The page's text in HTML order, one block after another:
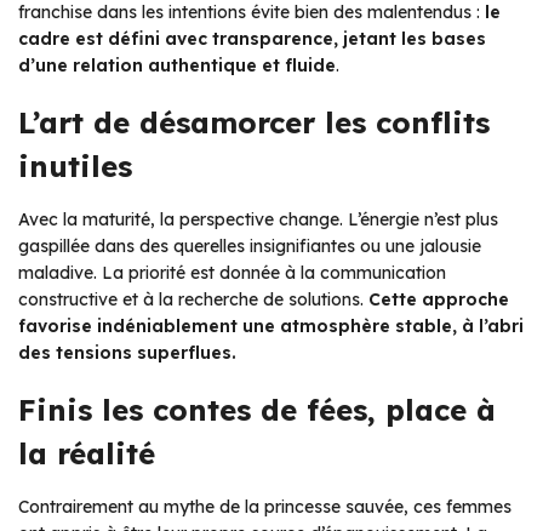
franchise dans les intentions évite bien des malentendus : le
cadre est défini avec transparence, jetant les bases
d’une relation authentique et fluide.
L’art de désamorcer les conflits
inutiles
Avec la maturité, la perspective change. L’énergie n’est plus
gaspillée dans des querelles insignifiantes ou une jalousie
maladive. La priorité est donnée à la communication
constructive et à la recherche de solutions. Cette approche
favorise indéniablement une atmosphère stable, à l’abri
des tensions superflues.
Finis les contes de fées, place à
la réalité
Contrairement au mythe de la princesse sauvée, ces femmes